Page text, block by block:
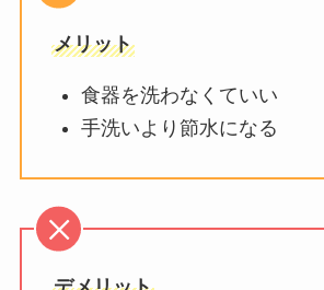
メリット
食器を洗わなくていい
手洗いより節水になる